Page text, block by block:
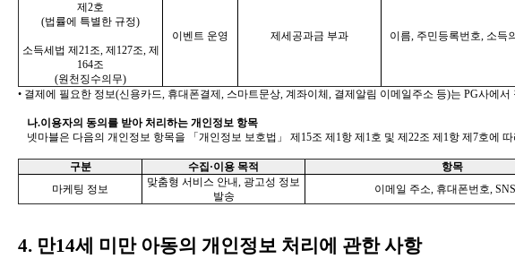
제2호
(법률에 특별한 규정)
소득세법 제21조, 제127조, 제
164조
(원천징수의무)
이벤트 운영 제세공과금 부과 이름, 주민등록번호, 소득
• 결제에 필요한 정보(신용카드, 휴대폰결제, 스마트문상, 계좌이체, 결제알림 이메일주소 등)는 PG사에
나.이용자의 동의를 받아 처리하는 개인정보 항목
넷마블은 다음의 개인정보 항목을 「개인정보 보호법」 제15조 제1항 제1호 및 제22조 제1항 제7호에
구분 수집·이용 목적
항목
마케팅 정보
맞춤형 서비스 안내, 광고성 정보
발송
이메일 주소, 휴대폰번호,
4. 만14세 미만 아동의 개인정보 처리에 관한 사항